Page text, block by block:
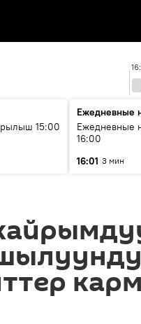
15:00
Ежедневные
Ежедневные
16:00
16:01 3 мин